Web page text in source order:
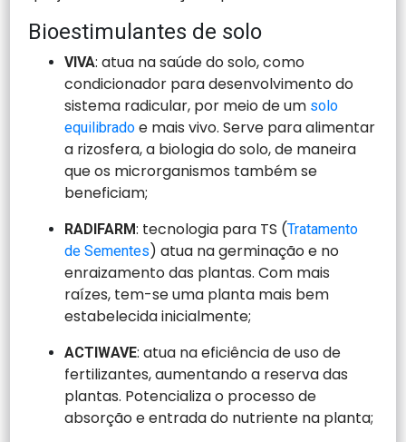
Bioestimulantes de solo
VIVA: atua na saúde do solo, como
condicionador para desenvolvimento do
sistema radicular, por meio de um solo
equilibrado e mais vivo. Serve para alimentar
a rizosfera, a biologia do solo, de maneira
que os microrganismos também se
beneficiam;
RADIFARM: tecnologia para TS (Tratamento
de Sementes) atua na germinação e no
enraizamento das plantas. Com mais
raízes, tem-se uma planta mais bem
estabelecida inicialmente;
ACTIWAVE: atua na eficiência de uso de
fertilizantes, aumentando a reserva das
plantas. Potencializa o processo de
absorção e entrada do nutriente na planta;